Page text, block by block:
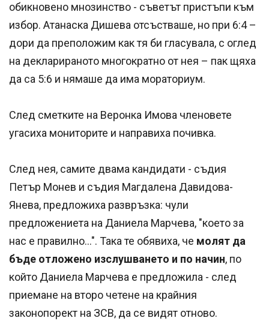
обикновено мнозинство - съветът пристъпи към
избор. Атанаска Дишева отсъстваше, но при 6:4 –
дори да преположим как тя би гласувала, с оглед
на декларираното многократно от нея – пак щяха
да са 5:6 и нямаше да има мораториум.
След сметките на Веронка Имова членовете
угасиха мониторите и направиха почивка.
След нея, самите двама кандидати - съдия
Петър Монев и съдия Магдалена Давидова-
Янева, предложиха развръзка: чули
предложениета на Даниела Марчева, "което за
нас е правилно...". Така те обявиха, че молят да
бъде отложено изслушването и по начин, по
който Даниела Марчева е предложила - след
приемане на второ четене на крайния
законопорект на ЗСВ, да се видят отново.